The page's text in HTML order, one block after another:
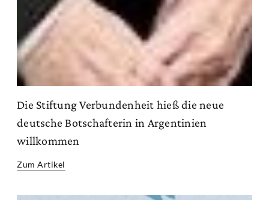
Die Stiftung Verbundenheit hieß die neue
deutsche Botschafterin in Argentinien
willkommen
Zum Artikel